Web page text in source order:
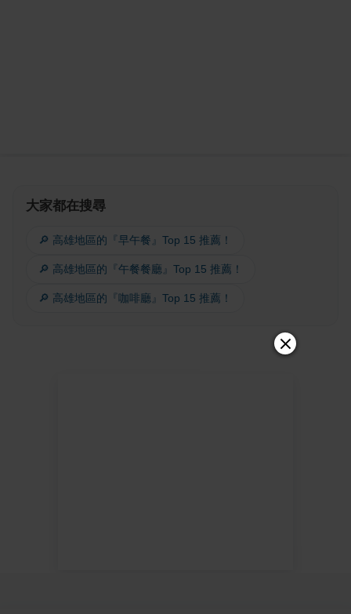
大家都在搜尋
🔎 高雄地區的『早午餐』Top 15 推薦！
🔎 高雄地區的『午餐餐廳』Top 15 推薦！
🔎 高雄地區的『咖啡廳』Top 15 推薦！